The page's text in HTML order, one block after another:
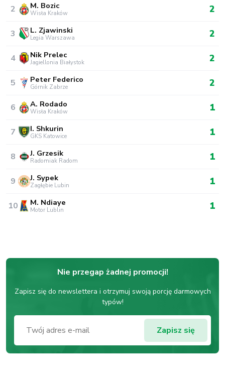
2 M. Bozic
Wisła Kraków 2
3 L. Zjawinski
Legia Warszawa 2
4 Nik Prelec
Jagiellonia Białystok 2
5 Peter Federico
Górnik Zabrze 2
6 A. Rodado
Wisła Kraków 1
7 I. Shkurin
GKS Katowice 1
8 J. Grzesik
Radomiak Radom 1
9 J. Sypek
Zagłębie Lubin 1
10 M. Ndiaye
Motor Lublin 1
Nie przegap żadnej promocji!
Zapisz się do newslettera i otrzymuj swoją porcję darmowych
typów!